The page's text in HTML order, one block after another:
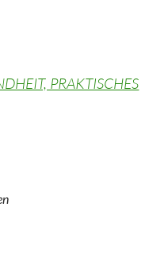
PRAKTISCHES